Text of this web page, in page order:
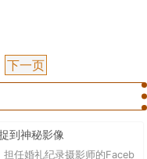
下一页
到神秘影像
任婚礼纪录摄影师的Faceb